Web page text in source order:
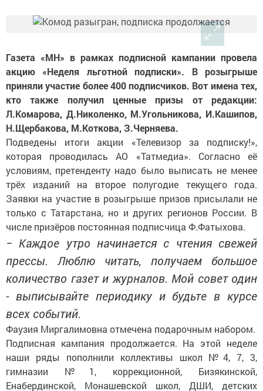
Газета «МН» в рамках подписной кампании провела
акцию «Неделя льготной подписки». В розыгрыше
приняли участие более 400 подписчиков. Вот имена тех,
кто также получил ценные призы от редакции:
Л.Комарова, Д.Николенко, М.Угольникова, И.Кашипов,
Н.Щербакова, М.Коткова, З.Черняева.
Подведены итоги акции «Телевизор за подписку!»,
которая проводилась АО «Татмедиа». Согласно её
условиям, претенденту надо было выписать не менее
трёх изданий на второе полугодие текущего года.
Заявки на участие в розыгрыше призов присылали не
только с Татарстана, но и других регионов России. В
числе призёров постоянная подписчица Ф.Фатыхова.
− Каждое утро начинается с чтения свежей
прессы. Люблю читать, получаем большое
количество газет и журналов. Мой совет один
- выписывайте периодику и будьте в курсе
всех событий.
Фаузия Миргалимовна отмечена подарочным набором.
Подписная кампания продолжается. На этой неделе
наши ряды пополнили коллективы школ №4, 7, 3,
гимназии №1, коррекционной, Бизякинской,
Енабердинской, Монашевской школ, ДШИ, детских